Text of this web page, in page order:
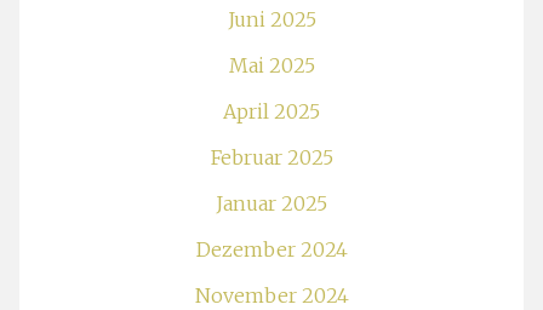
Juni 2025
Mai 2025
April 2025
Februar 2025
Januar 2025
Dezember 2024
November 2024